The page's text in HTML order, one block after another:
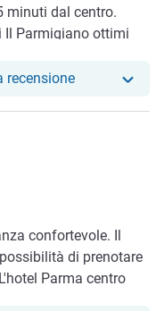
minuti dal centro.
Il Parmigiano ottimi
recensioneIl nostro hotel
confortevole. Il
di prenotare
Parma centro